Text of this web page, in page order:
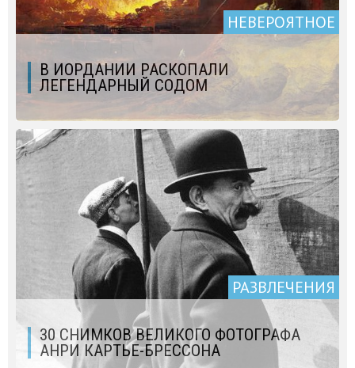
НЕВЕРОЯТНОЕ
В ИОРДАНИИ РАСКОПАЛИ
ЛЕГЕНДАРНЫЙ СОДОМ
РАЗВЛЕЧЕНИЯ
30 СНИМКОВ ВЕЛИКОГО ФОТОГРАФА
АНРИ КАРТЬЕ-БРЕССОНА